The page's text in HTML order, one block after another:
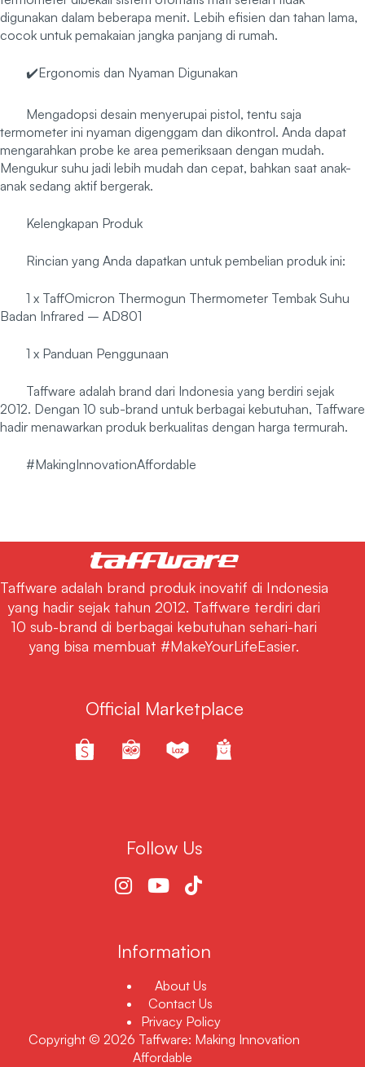
digunakan dalam beberapa menit. Lebih efisien dan tahan lama,
cocok untuk pemakaian jangka panjang di rumah.
✔️Ergonomis dan Nyaman Digunakan
Mengadopsi desain menyerupai pistol, tentu saja
termometer ini nyaman digenggam dan dikontrol. Anda dapat
mengarahkan probe ke area pemeriksaan dengan mudah.
Mengukur suhu jadi lebih mudah dan cepat, bahkan saat anak-
anak sedang aktif bergerak.
Kelengkapan Produk
Rincian yang Anda dapatkan untuk pembelian produk ini:
1 x TaffOmicron Thermogun Thermometer Tembak Suhu
Badan Infrared – AD801
1 x Panduan Penggunaan
Taffware adalah brand dari Indonesia yang berdiri sejak
2012. Dengan 10 sub-brand untuk berbagai kebutuhan, Taffware
hadir menawarkan produk berkualitas dengan harga termurah.
#MakingInnovationAffordable
Taffware adalah brand produk inovatif di Indonesia
yang hadir sejak tahun 2012. Taffware terdiri dari
10 sub-brand di berbagai kebutuhan sehari-hari
yang bisa membuat #MakeYourLifeEasier.
Official Marketplace
Follow Us
Information
About Us
Contact Us
Privacy Policy
Copyright © 2026 Taffware: Making Innovation
Affordable